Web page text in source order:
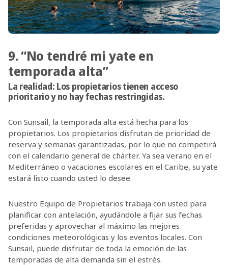
9. “No tendré mi yate en
temporada alta”
La realidad: Los propietarios tienen acceso
prioritario y no hay fechas restringidas.
Con Sunsail, la temporada alta está hecha para los
propietarios. Los propietarios disfrutan de prioridad de
reserva y semanas garantizadas, por lo que no competirá
con el calendario general de chárter. Ya sea verano en el
Mediterráneo o vacaciones escolares en el Caribe, su yate
estará listo cuando usted lo desee.
Nuestro Equipo de Propietarios trabaja con usted para
planificar con antelación, ayudándole a fijar sus fechas
preferidas y aprovechar al máximo las mejores
condiciones meteorológicas y los eventos locales. Con
Sunsail, puede disfrutar de toda la emoción de las
temporadas de alta demanda sin el estrés.